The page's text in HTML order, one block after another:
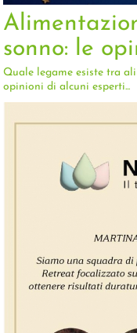
sonno: le
Quale legame esiste tra
opinioni di alcuni esperti...